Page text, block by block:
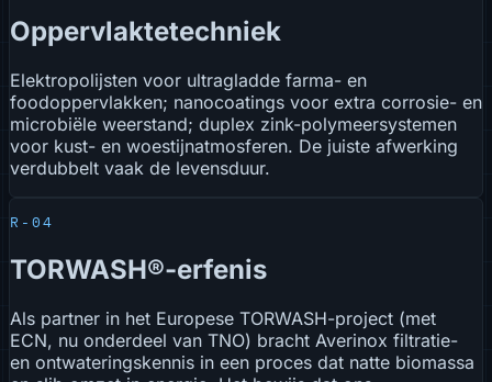
Oppervlaktetechniek
Elektropolijsten voor ultragladde farma- en
foodoppervlakken; nanocoatings voor extra corrosie- en
microbiële weerstand; duplex zink-polymeersystemen
voor kust- en woestijnatmosferen. De juiste afwerking
verdubbelt vaak de levensduur.
R-04
TORWASH®-erfenis
Als partner in het Europese TORWASH-project (met
ECN, nu onderdeel van TNO) bracht Averinox filtratie-
en ontwateringskennis in een proces dat natte biomassa